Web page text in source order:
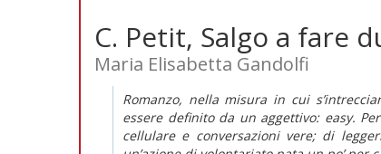
C. Petit, Salgo a fare
Maria Elisabetta Gandolfi
Romanzo, nella misura in cui
essere definito da un aggettivo: easy.
cellulare e conversazioni vere; di